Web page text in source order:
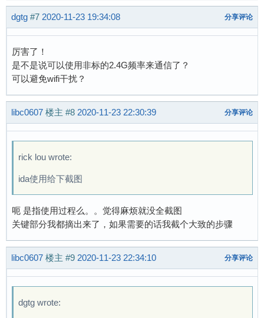
dgtg #7 2020-11-23 19:34:08 分享评论
厉害了！
是不是说可以使用非标的2.4G频率来通信了？
可以避免wifi干扰？
libc0607 楼主 #8 2020-11-23 22:30:39 分享评论
rick lou wrote:
ida使用给下截图
呃 是指使用过程么。。觉得麻烦就没全截图
关键部分我都摘出来了，如果需要的话我截个大致的步骤
libc0607 楼主 #9 2020-11-23 22:34:10 分享评论
dgtg wrote: